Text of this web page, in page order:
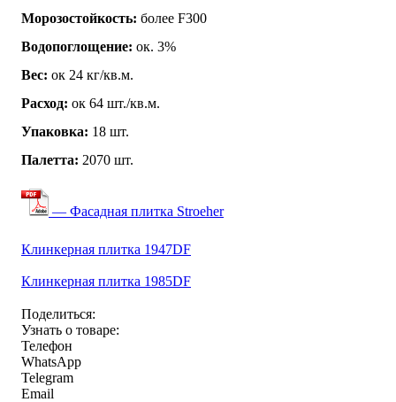
Морозостойкость: более F300
Водопоглощение: ок. 3%
Вес: ок 24 кг/кв.м.
Расход: ок 64 шт./кв.м.
Упаковка: 18 шт.
Палетта: 2070 шт.
— Фасадная плитка Stroeher
Клинкерная плитка 1947DF
Клинкерная плитка 1985DF
Поделиться:
Узнать о товаре:
Телефон
WhatsApp
Telegram
Email